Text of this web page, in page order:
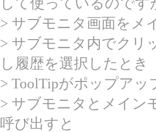
> サブモニタ画面をメ
> サブモニタ内でクリ
し履歴を選択したとき
> ToolTipがポップア
> サブモニタとメイン
呼び出すと